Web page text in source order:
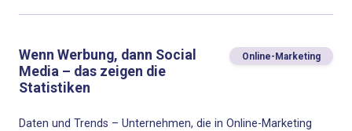
Wenn Werbung, dann Social
Media – das zeigen die
Statistiken
Online-Marketing
Daten und Trends – Unternehmen, die in Online-Marketing